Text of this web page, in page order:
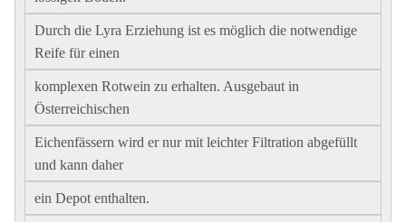
Durch die Lyra Erziehung ist es möglich die notwendige
Reife für einen
komplexen Rotwein zu erhalten. Ausgebaut in
Österreichischen
Eichenfässern wird er nur mit leichter Filtration abgefüllt
und kann daher
ein Depot enthalten.